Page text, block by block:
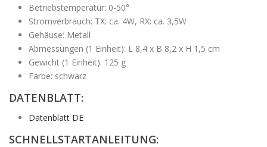
Betriebstemperatur: 0-50°
Stromverbrauch: TX: ca. 4W, RX: ca. 3,5W
Gehäuse: Metall
Abmessungen (1 Einheit): L 8,4 x B 8,2 x H 1,5 cm
Gewicht (1 Einheit): 125 g
Farbe: schwarz
DATENBLATT:
Datenblatt DE
SCHNELLSTARTANLEITUNG: